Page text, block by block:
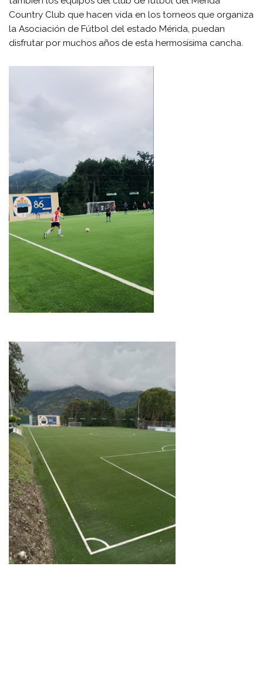
Country Club que hacen vida en los torneos que organiza
la Asociación de Fútbol del estado Mérida, puedan
disfrutar por muchos años de esta hermosísima cancha.